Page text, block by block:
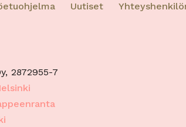
Uutiset
2872955-7